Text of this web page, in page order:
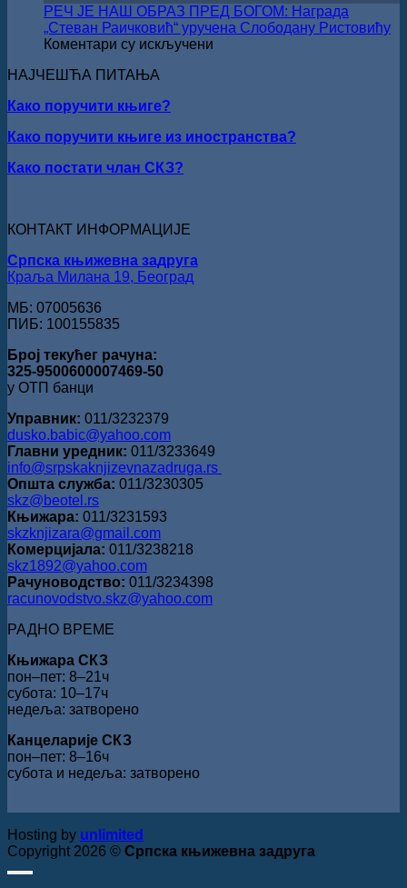
ВРШЦА:
Стефан
Кирилов
поезију
РЕЧ ЈЕ НАШ ОБРАЗ ПРЕД БОГОМ: Награда
„Стеван Раичковић“ уручена Слободану Ристовићу
Коментари су искључени
БОГОМ:
НАЈЧЕШЋА ПИТАЊА
Како поручити књиге?
Како поручити књиге из иностранства?
Како постати члан СКЗ?
КОНТАКТ ИНФОРМАЦИЈЕ
Српска књижевна задруга
Краља Милана 19, Београд
МБ: 07005636
ПИБ: 100155835
Број текућег рачуна:
325-9500600007469-50
у ОТП банци
Управник: 011/3232379
dusko.babic@yahoo.com
Главни уредник: 011/3233649
info@srpskaknjizevnazadruga.rs
Општа служба: 011/3230305
skz@beotel.rs
Књижара: 011/3231593
skzknjizara@gmail.com
Комерцијала: 011/3238218
skz1892@yahoo.com
Рачуноводство: 011/3234398
racunovodstvo.skz@yahoo.com
РАДНО ВРЕМЕ
Књижара СКЗ
пон‒пет: 8‒21ч
субота: 10‒17ч
недеља: затворено
Канцеларије СКЗ
пон‒пет: 8‒16ч
субота и недеља: затворено
Hosting by unlimited
Copyright 2026 © Српска књижевна задруга